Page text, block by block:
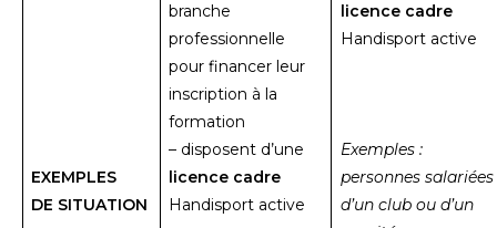
EXEMPLES
DE SITUATION
branche
professionnelle
pour financer leur
inscription à la
formation
– disposent d’une
licence cadre
Handisport active
licence cadre
Handisport active
Exemples :
personnes salariées
d’un club ou d’un